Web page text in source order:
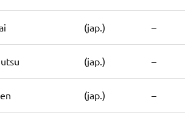
(jap.) –
(jap.) –
(jap.) –